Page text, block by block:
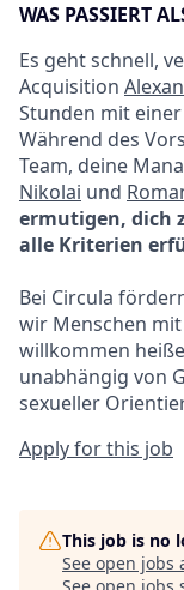
WAS PASSIERT
Es geht schnell,
Acquisition
Stunden mit
Während des
Team, deine
Nikolai und
ermutigen, dich
alle Kriterien
Bei Circula
wir Menschen
willkommen
unabhängig von
sexueller
Apply for this job
This job is no
See open jobs